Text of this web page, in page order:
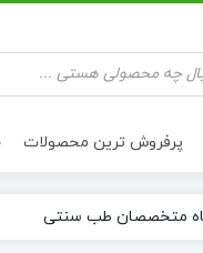
تنقلات
پرفروش ترین محصولات
متخصصان طب سنتی